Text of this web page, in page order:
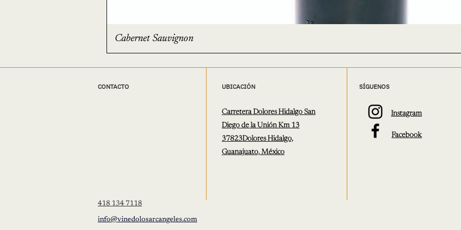
Cabernet Sauvignon
CONTACTO UBICACIÓN SÍGUENOS
Carretera Dolores Hidalgo San
Diego de la Unión Km 13
37823Dolores Hidalgo,
Guanajuato, México
Instagram
Facebook
418 134 7118
info@vinedolosarcangeles.com